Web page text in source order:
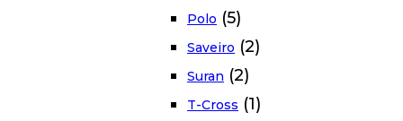
Polo (5)
Saveiro (2)
Suran (2)
T-Cross (1)